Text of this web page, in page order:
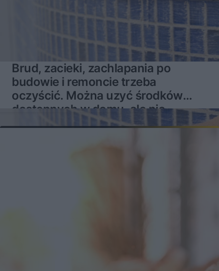
Brud, zacieki, zachlapania po
budowie i remoncie trzeba
oczyścić. Można uzyć środków
dostępnych w domu, ale nie
zawsze